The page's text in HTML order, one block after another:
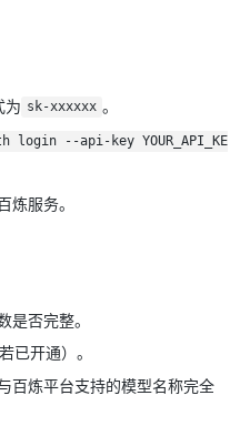
为 sk-xxxxxx 。
login --api-key YOUR_API_KE
炼服务。
是否完整。
已开通）。
百炼平台支持的模型名称完全